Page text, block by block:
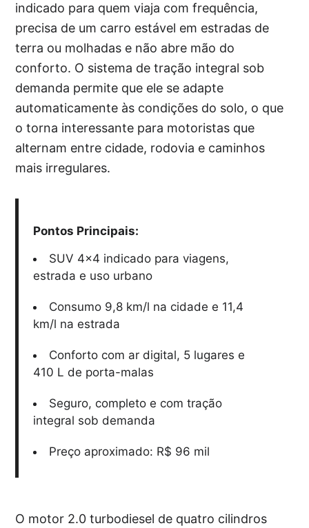
indicado para quem viaja com frequência,
precisa de um carro estável em estradas de
terra ou molhadas e não abre mão do
conforto. O sistema de tração integral sob
demanda permite que ele se adapte
automaticamente às condições do solo, o que
o torna interessante para motoristas que
alternam entre cidade, rodovia e caminhos
mais irregulares.
Pontos Principais:
SUV 4×4 indicado para viagens,
estrada e uso urbano
Consumo 9,8 km/l na cidade e 11,4
km/l na estrada
Conforto com ar digital, 5 lugares e
410 L de porta-malas
Seguro, completo e com tração
integral sob demanda
Preço aproximado: R$ 96 mil
O motor 2.0 turbodiesel de quatro cilindros